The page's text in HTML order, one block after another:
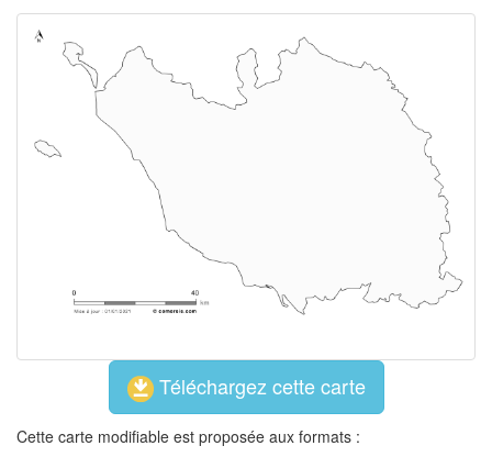
Téléchargez cette carte
Cette carte modifiable est proposée aux formats :